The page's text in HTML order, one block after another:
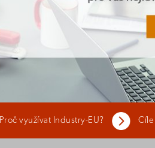
Proč využívat Industry-EU?